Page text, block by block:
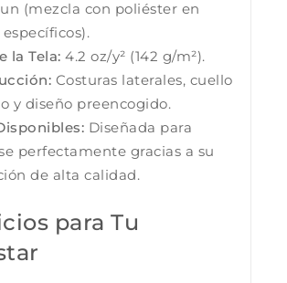
(mezcla con poliéster en
la Tela: 4.2 oz/y² (142 g/m²).
Costuras laterales, cuello
y diseño preencogido.
Diseñada para
perfectamente gracias a su
de alta calidad.
para Tu